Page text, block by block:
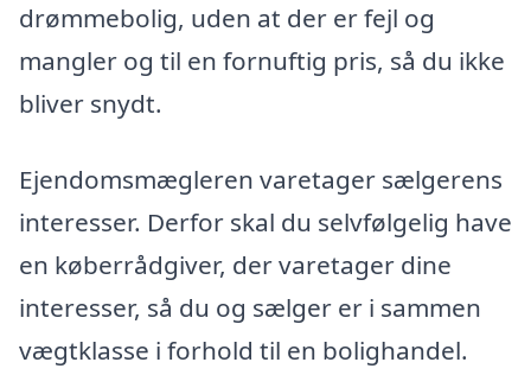
drømmebolig, uden at der er fejl og
mangler og til en fornuftig pris, så du ikke
bliver snydt.
Ejendomsmægleren varetager sælgerens
interesser. Derfor skal du selvfølgelig have
en køberrådgiver, der varetager dine
interesser, så du og sælger er i sammen
vægtklasse i forhold til en bolighandel.